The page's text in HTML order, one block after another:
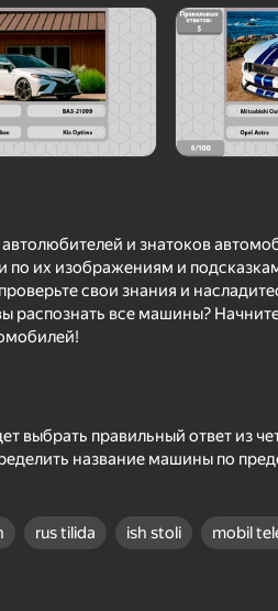
Отгадай Машину 6+
Marsalina
Kazual
bergan baho
Boshlash
и знатоков
их изображениям и
свои знания и
распознать все машины?
выбрать правильный ответ из
название машины по
rus tilida ish stoli mobil